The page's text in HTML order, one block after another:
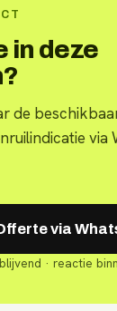
in deze
de
via
via
· reactie